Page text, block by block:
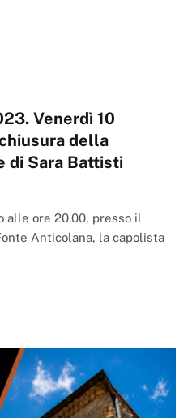
Venerdì 10
della
di Sara Battisti
alle ore 20.00, presso il
Anticolana, la capolista